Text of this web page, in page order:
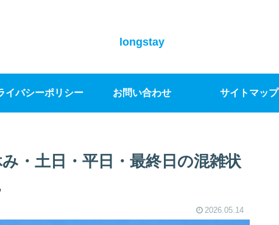
longstay
イバシーポリシー お問い合わせ サイトマップ
・土日・平日・最終日の混雑状
2026.05.14